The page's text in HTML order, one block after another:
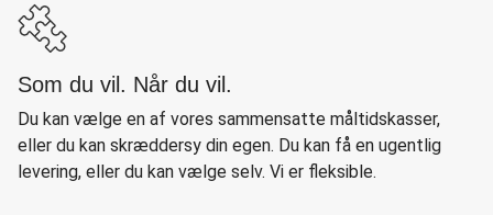
Som du vil. Når du vil.
Du kan vælge en af vores sammensatte måltidskasser,
eller du kan skræddersy din egen. Du kan få en ugentlig
levering, eller du kan vælge selv. Vi er fleksible.